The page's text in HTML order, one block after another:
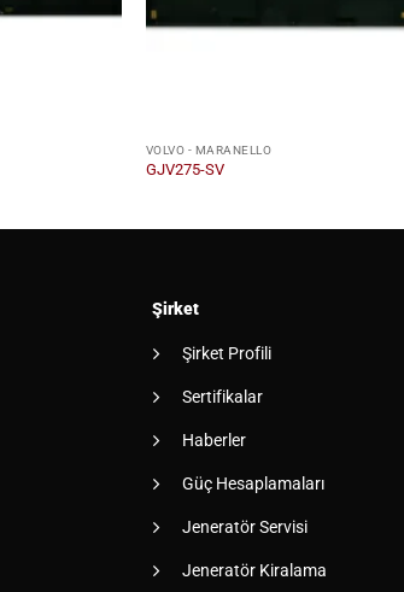
VOLVO - MARANELLO
GJV275-SV
Şirket
Şirket Profili
Sertifikalar
Haberler
Güç Hesaplamaları
Jeneratör Servisi
Jeneratör Kiralama